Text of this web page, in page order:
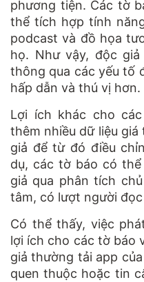
phương tiện. Các tờ
thể tích hợp tính
podcast và đồ họa
họ. Như vậy, độc
thông qua các yếu tố
hấp dẫn và thú vị hơn.
Lợi ích khác cho
thêm nhiều dữ liệu
giả để từ đó điều
dụ, các tờ báo có
giả qua phân tích
tâm, có lượt người
Có thể thấy, việc
lợi ích cho các tờ báo
giả thường tải app
quen thuộc hoặc tin